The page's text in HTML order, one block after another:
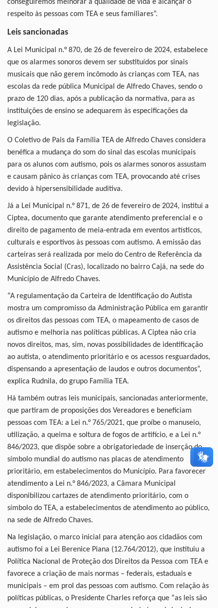
conseguiremos melhorar a qualidade de vida e alcançar o
respeito às pessoas com TEA e seus familiares”.
Leis sancionadas
A Lei Municipal n.° 870, de 26 de fevereiro de 2024, estabelece
que os alarmes sonoros devem ser substituídos por sinais
musicais que não gerem incômodo às crianças com TEA, nas
escolas da rede pública Municipal de Alfredo Chaves, sendo o
prazo de 120 dias, após a publicação da normativa, para as
instituições de ensino se adequarem às especificações da
legislação.
O Coletivo de Pais da Família TEA de Alfredo Chaves considera
benéfica a mudança do som do sinal das escolas municipais
para os alunos com autismo, pois os alarmes sonoros assustam
e causam pânico às crianças com TEA, provocando até crises
devido à hipersensibilidade auditiva.
Já a Lei Municipal n.° 871, de 26 de fevereiro de 2024, institui a
Ciptea, documento que garante atendimento preferencial e o
direito de pagamento de meia-entrada em eventos artísticos,
culturais e esportivos às pessoas com autismo. A emissão das
carteiras será realizada por meio do Centro de Referência da
Assistência Social (Cras), localizado no bairro Cajá, na sede do
Município de Alfredo Chaves.
“A regulamentação da Carteira de Identificação do Autista
mostra um compromisso da Administração Pública em garantir
os direitos das pessoas com TEA, o mapeamento de casos de
autismo e melhoria nas políticas públicas. A Ciptea não cria
novos direitos, mas, sim, novas possibilidades de identificação
ao autista, o atendimento prioritário e os acessos resguardados,
dispensando a apresentação de laudos e outros documentos”,
explica Rudnila, do grupo Família TEA.
Há também outras leis municipais, sancionadas anteriormente,
que partiram de proposições dos Vereadores e beneficiam
pessoas com TEA: a Lei n.° 765/2021, que proíbe o manuseio,
utilização, a queima e soltura de fogos de artifício, e a Lei n.°
846/2023, que dispõe sobre a obrigatoriedade de inserção do
símbolo mundial do autismo nas placas de atendimento
prioritário, em estabelecimentos do Município. Para favorecer
atendimento a Lei n.° 846/2023, a Câmara Municipal
disponibilizou cartazes de atendimento prioritário, com o
símbolo do TEA, a estabelecimentos de atendimento ao público,
na sede de Alfredo Chaves.
Na legislação, o marco inicial para atenção aos cidadãos com
autismo foi a Lei Berenice Piana (12.764/2012), que instituiu a
Política Nacional de Proteção dos Direitos da Pessoa com TEA e
favorece a criação de mais normas – federais, estaduais e
municipais – em prol das pessoas com autismo. Com relação às
políticas públicas, o Presidente Charles reforça que “as leis são